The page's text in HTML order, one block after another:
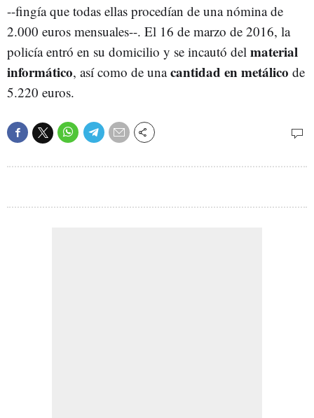
--fingía que todas ellas procedían de una nómina de
2.000 euros mensuales--. El 16 de marzo de 2016, la
policía entró en su domicilio y se incautó del material
informático, así como de unacantidad en metálico de
5.220 euros.